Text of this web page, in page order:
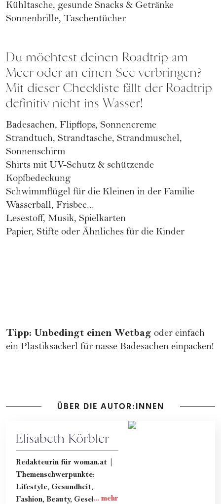
Kühltasche, gesunde Snacks & Getränke
Sonnenbrille, Taschentücher
Du möchtest deinen Roadtrip am
Meer oder an einen See verbringen?
Mit dieser Checkliste fällt der Roadtrip
definitiv nicht ins Wasser!
Badesachen, Flipflops, Sonnencreme
Strandtuch, Strandtasche, Strandmuschel,
Sonnenschirm
Shirts mit UV-Schutz & schützende
Kopfbedeckung
Schwimmflügel für die Kleinen in der Familie
Wasserball, Frisbee...
Lesestoff, Musik, Spielkarten
Papier, Stifte oder Ähnliches für die Kinder
Tipp: Unbedingt einen Wetbag oder einfach
ein Plastiksackerl für nasse Badesachen einpacken!
ÜBER DIE AUTOR:INNEN
Elisabeth Körbler
Redakteurin für woman.at |
Themenschwerpunkte:
Lifestyle, Gesundheit,
Fashion, Beauty, Gesellschaft